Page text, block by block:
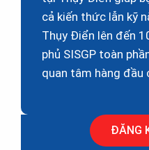
cả kiến thức lẫn kỹ
Thụy Điển lên đến
phủ SISGP toàn
quan tâm hàng đầu
ĐĂNG